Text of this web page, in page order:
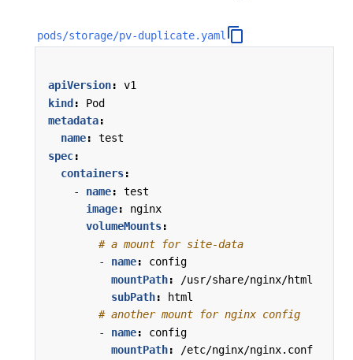
pods/storage/pv-duplicate.yaml
apiVersion:
v1
kind :
Pod
metadata:
name:
test
spec:
containers:
- name:
test
image:
nginx
volumeMounts:
# a mount for site-data
- name:
config
mountPath:
/usr/share/nginx/html
subPath:
html
# another mount for nginx config
- name:
config
mountPath:
/etc/nginx/nginx.conf